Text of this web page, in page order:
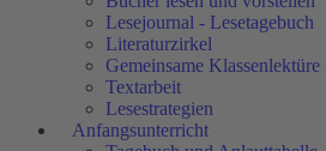
Lesejournal - Lesetagebuch
Literaturzirkel
Gemeinsame Klassenlektüre
Textarbeit
Lesestrategien
Anfangsunterricht